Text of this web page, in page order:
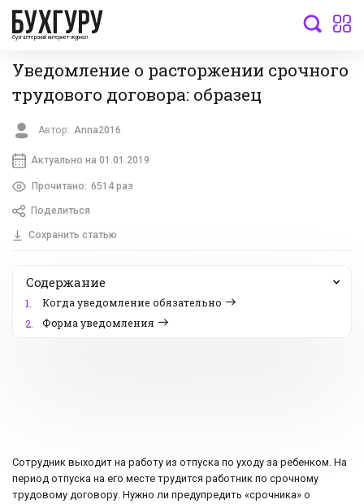
бухгалтерский интернет-журнал
Уведомление о расторжении срочного
трудового договора: образец
Автор: Anna2016
Актуально на 01.01.2019
Прочитано: 6514 раз
Поделиться
Сохранить статью
Содержание
1.
Когда уведомление обязательно
2.
Форма уведомления
Сотрудник выходит на работу из отпуска по уходу за ребенком. На
период отпуска на его месте трудится работник по срочному
трудовому договору. Нужно ли предупредить «срочника» о